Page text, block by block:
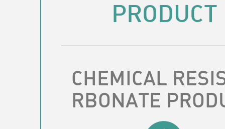
PRODUCT
CHEMICAL
RBONATE